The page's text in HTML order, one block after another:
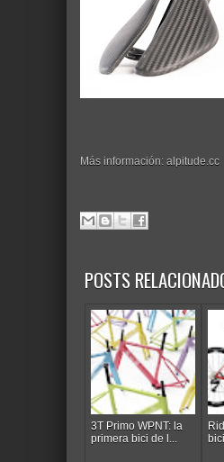
Más información: alpitude.cc
POSTS
3T Primo WPNT: la
primera bici de l...